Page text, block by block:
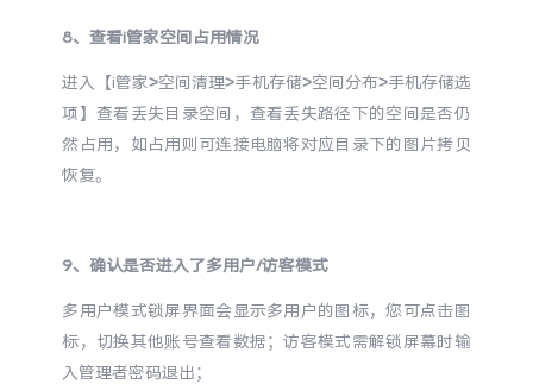
8、查看i管家空间占用情况
进入【i管家>空间清理>手机存储>空间分布>手机存储选
项】查看丢失目录空间，查看丢失路径下的空间是否仍
然占用，如占用则可连接电脑将对应目录下的图片拷贝
恢复。
9、确认是否进入了多用户/访客模式
多用户模式锁屏界面会显示多用户的图标，您可点击图
标，切换其他账号查看数据；访客模式需解锁屏幕时输
入管理者密码退出；